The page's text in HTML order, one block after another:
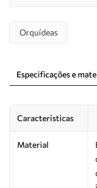
Orquídeas
Especificações e
Características
Material